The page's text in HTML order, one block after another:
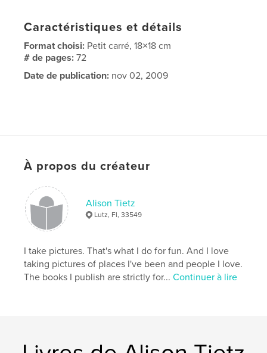
Caractéristiques et détails
Format choisi: Petit carré, 18×18 cm
# de pages:72
Date de publication: nov 02, 2009
À propos du créateur
Alison Tietz
Lutz, Fl, 33549
I take pictures. That's what I do for fun. And I love
taking pictures of places I've been and people I love.
The books I publish are strictly for...Continuer à lire